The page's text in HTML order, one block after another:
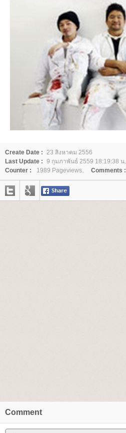
Create Date : 23 สิงหาคม 2556
Last Update : 9 กุมภาพันธ์ 2559 18:19:38 น.
Counter :
1989 Pageviews. Comments :
Comment